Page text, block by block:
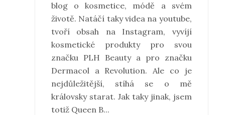
blog o kosmetice, módě a svém
životě. Natáčí taky videa na youtube,
tvoří obsah na Instagram, vyvíjí
kosmetické produkty pro svou
značku PLH Beauty a pro značku
Dermacol a Revolution. Ale co je
nejdůležitější, stíhá se o mě
královsky starat. Jak taky jinak, jsem
totiž Queen B...